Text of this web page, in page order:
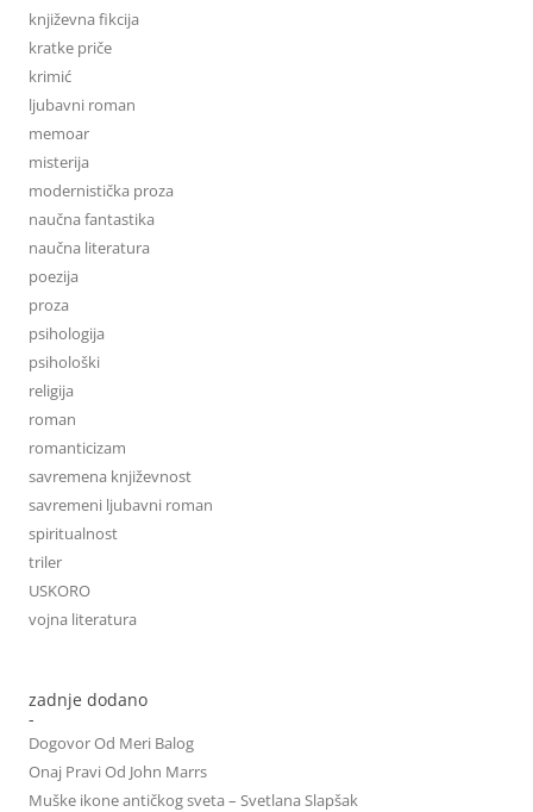
književna fikcija
kratke priče
krimić
ljubavni roman
memoar
misterija
modernistička proza
naučna fantastika
naučna literatura
poezija
proza
psihologija
psihološki
religija
roman
romanticizam
savremena književnost
savremeni ljubavni roman
spiritualnost
triler
USKORO
vojna literatura
zadnje dodano
-
Dogovor Od Meri Balog
Onaj Pravi Od John Marrs
Muške ikone antičkog sveta – Svetlana Slapšak